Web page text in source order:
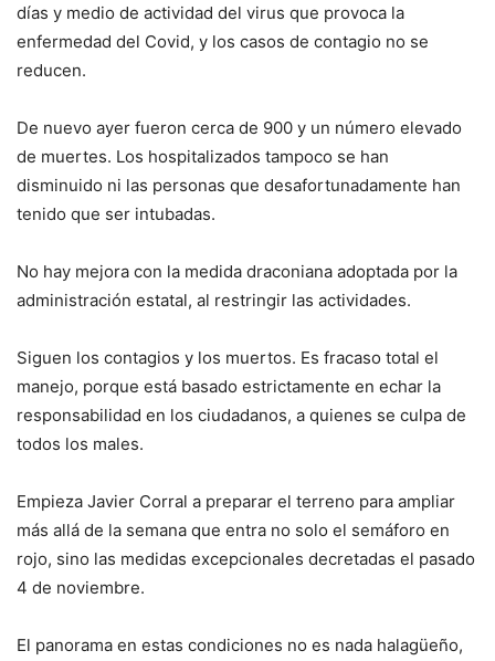
días y medio de actividad del virus que provoca la
enfermedad del Covid, y los casos de contagio no se
reducen.
De nuevo ayer fueron cerca de 900 y un número elevado
de muertes. Los hospitalizados tampoco se han
disminuido ni las personas que desafortunadamente han
tenido que ser intubadas.
No hay mejora con la medida draconiana adoptada por la
administración estatal, al restringir las actividades.
Siguen los contagios y los muertos. Es fracaso total el
manejo, porque está basado estrictamente en echar la
responsabilidad en los ciudadanos, a quienes se culpa de
todos los males.
Empieza Javier Corral a preparar el terreno para ampliar
más allá de la semana que entra no solo el semáforo en
rojo, sino las medidas excepcionales decretadas el pasado
4 de noviembre.
El panorama en estas condiciones no es nada halagüeño,